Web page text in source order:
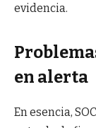
evidencia.
en alerta
En esencia,